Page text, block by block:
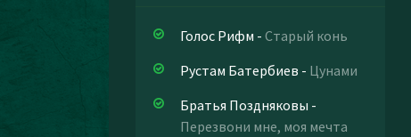
Голос Рифм - Старый конь
Рустам Батербиев - Цунами
Братья Поздняковы -
Перезвони мне, моя мечта